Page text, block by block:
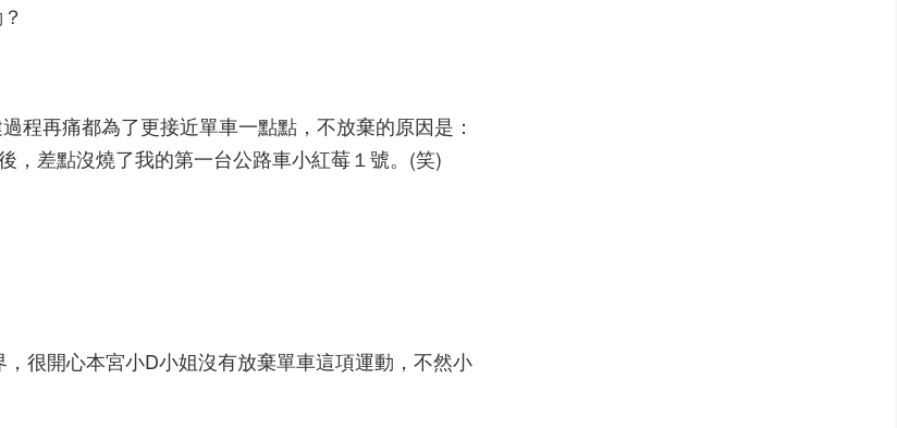
程再痛都為了更接近單車一點點，不放棄的原因是：
，差點沒燒了我的第一台公路車小紅莓１號。(笑)
很開心本宮小D小姐沒有放棄單車這項運動，不然小